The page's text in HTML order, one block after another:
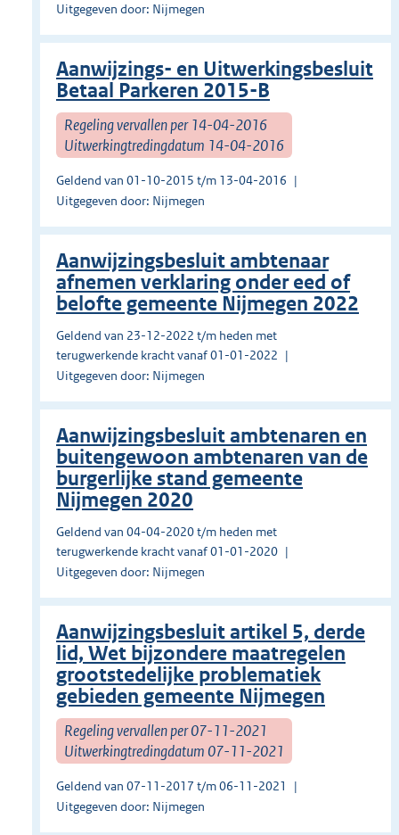
Uitgegeven door: Nijmegen
Aanwijzings- en Uitwerkingsbesluit
Betaal Parkeren 2015-B
Regeling vervallen per 14-04-2016
Uitwerkingtredingdatum 14-04-2016
Geldend van 01-10-2015 t/m 13-04-2016
Uitgegeven door: Nijmegen
Aanwijzingsbesluit ambtenaar
afnemen verklaring onder eed of
belofte gemeente Nijmegen 2022
Geldend van 23-12-2022 t/m heden met
terugwerkende kracht vanaf 01-01-2022
Uitgegeven door: Nijmegen
Aanwijzingsbesluit ambtenaren en
buitengewoon ambtenaren van de
burgerlijke stand gemeente
Nijmegen 2020
Geldend van 04-04-2020 t/m heden met
terugwerkende kracht vanaf 01-01-2020
Uitgegeven door: Nijmegen
Aanwijzingsbesluit artikel 5, derde
lid, Wet bijzondere maatregelen
grootstedelijke problematiek
gebieden gemeente Nijmegen
Regeling vervallen per 07-11-2021
Uitwerkingtredingdatum 07-11-2021
Geldend van 07-11-2017 t/m 06-11-2021
Uitgegeven door: Nijmegen